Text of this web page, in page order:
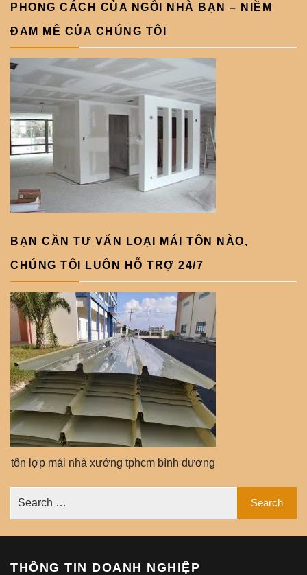
PHONG CÁCH CỦA NGÔI NHÀ BẠN – NIỀM
ĐAM MÊ CỦA CHÚNG TÔI
BẠN CẦN TƯ VẤN LOẠI MÁI TÔN NÀO,
CHÚNG TÔI LUÔN HỖ TRỢ 24/7
tôn lợp mái nhà xưởng tphcm bình dương
THÔNG TIN DOANH NGHIỆP